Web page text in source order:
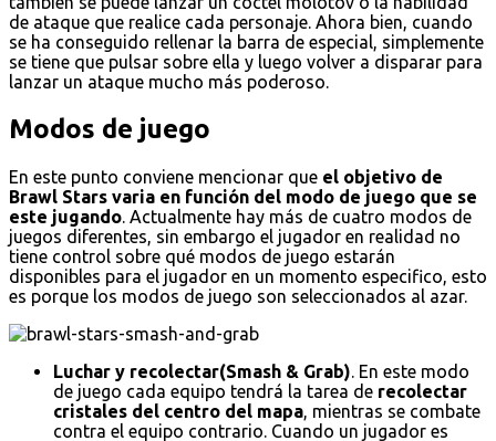
de ataque que realice cada personaje. Ahora bien, cuando
se ha conseguido rellenar la barra de especial, simplemente
se tiene que pulsar sobre ella y luego volver a disparar para
lanzar un ataque mucho más poderoso.
Modos de juego
En este punto conviene mencionar que el objetivo de
Brawl Stars varia en función del modo de juego que se
este jugando. Actualmente hay más de cuatro modos de
juegos diferentes, sin embargo el jugador en realidad no
tiene control sobre qué modos de juego estarán
disponibles para el jugador en un momento especifico, esto
es porque los modos de juego son seleccionados al azar.
Luchar y recolectar(Smash & Grab). En este modo
de juego cada equipo tendrá la tarea de recolectar
cristales del centro del mapa, mientras se combate
contra el equipo contrario. Cuando un jugador es